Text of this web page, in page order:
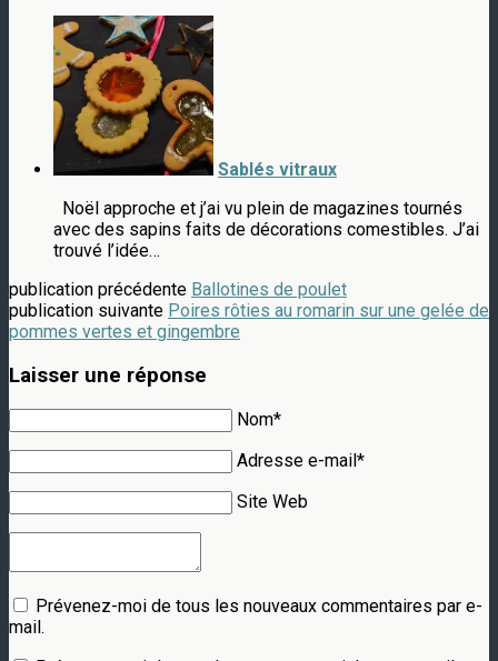
Sablés vitraux
Noël approche et j’ai vu plein de magazines tournés
avec des sapins faits de décorations comestibles. J’ai
trouvé l’idée…
publication précédente Ballotines de poulet
publication suivante Poires rôties au romarin sur une gelée de
pommes vertes et gingembre
Laisser une réponse
Nom*
Adresse e-mail*
Site Web
Prévenez-moi de tous les nouveaux commentaires par e-
mail.